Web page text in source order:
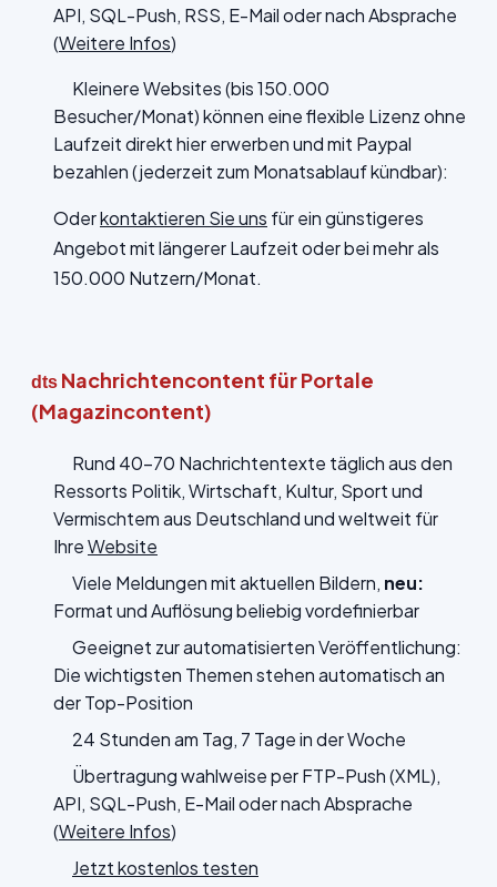
API, SQL-Push, RSS, E-Mail oder nach Absprache
(Weitere Infos)
Kleinere Websites (bis 150.000
Besucher/Monat) können eine flexible Lizenz ohne
Laufzeit direkt hier erwerben und mit Paypal
bezahlen (jederzeit zum Monatsablauf kündbar):
Oderkontaktieren Sie uns für ein günstigeres
Angebot mit längerer Laufzeit oder bei mehr als
150.000 Nutzern/Monat.
dts Nachrichtencontent für Portale
(Magazincontent)
Rund 40-70 Nachrichtentexte täglich aus den
Ressorts Politik, Wirtschaft, Kultur, Sport und
Vermischtem aus Deutschland und weltweit für
IhreWebsite
Viele Meldungen mit aktuellen Bildern, neu:
Format und Auflösung beliebig vordefinierbar
Geeignet zur automatisierten Veröffentlichung:
Die wichtigsten Themen stehen automatisch an
der Top-Position
24 Stunden am Tag, 7 Tage in der Woche
Übertragung wahlweise per FTP-Push (XML),
API, SQL-Push, E-Mail oder nach Absprache
(Weitere Infos)
Jetzt kostenlos testen